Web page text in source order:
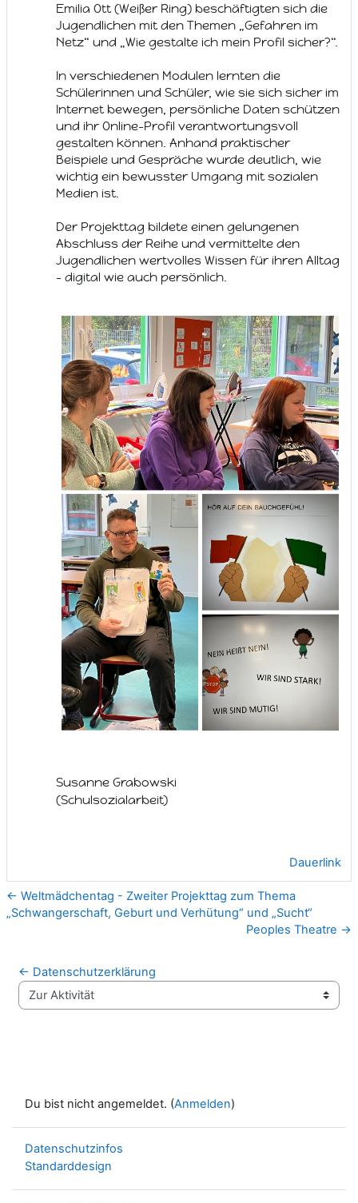
Emilia Ott (Weißer Ring) beschäftigten sich die
Jugendlichen mit den Themen „Gefahren im
Netz“ und „Wie gestalte ich mein Profil sicher?“.
In verschiedenen Modulen lernten die
Schülerinnen und Schüler, wie sie sich sicher im
Internet bewegen, persönliche Daten schützen
und ihr Online-Profil verantwortungsvoll
gestalten können. Anhand praktischer
Beispiele und Gespräche wurde deutlich, wie
wichtig ein bewusster Umgang mit sozialen
Medien ist.
Der Projekttag bildete einen gelungenen
Abschluss der Reihe und vermittelte den
Jugendlichen wertvolles Wissen für ihren Alltag
– digital wie auch persönlich.
Susanne Grabowski
(Schulsozialarbeit)
Dauerlink
← Weltmädchentag - Zweiter Projekttag zum Thema
„Schwangerschaft, Geburt und Verhütung“ und „Sucht“
Peoples Theatre →
← Datenschutzerklärung
Zur Aktivität
Du bist nicht angemeldet. (Anmelden)
Datenschutzinfos
Standarddesign